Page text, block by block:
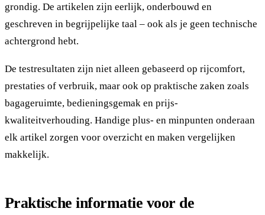
grondig. De artikelen zijn eerlijk, onderbouwd en
geschreven in begrijpelijke taal – ook als je geen technische
achtergrond hebt.
De testresultaten zijn niet alleen gebaseerd op rijcomfort,
prestaties of verbruik, maar ook op praktische zaken zoals
bagageruimte, bedieningsgemak en prijs-
kwaliteitverhouding. Handige plus- en minpunten onderaan
elk artikel zorgen voor overzicht en maken vergelijken
makkelijk.
Praktische informatie voor de